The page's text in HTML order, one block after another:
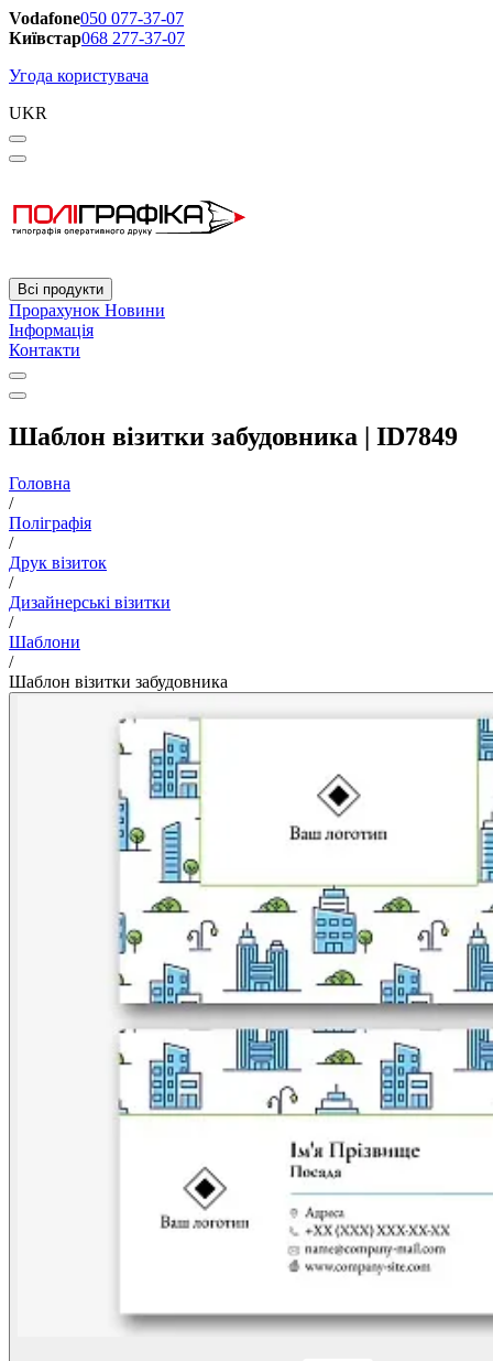
Vodafone050 077-37-07
Київстар068 277-37-07
Угода користувача
UKR
Всі продукти
Прорахунок Новини
Інформація
Контакти
Шаблон візитки забудовника | ID7849
Головна
/
Поліграфія
/
Друк візиток
/
Дизайнерські візитки
/
Шаблони
/
Шаблон візитки забудовника